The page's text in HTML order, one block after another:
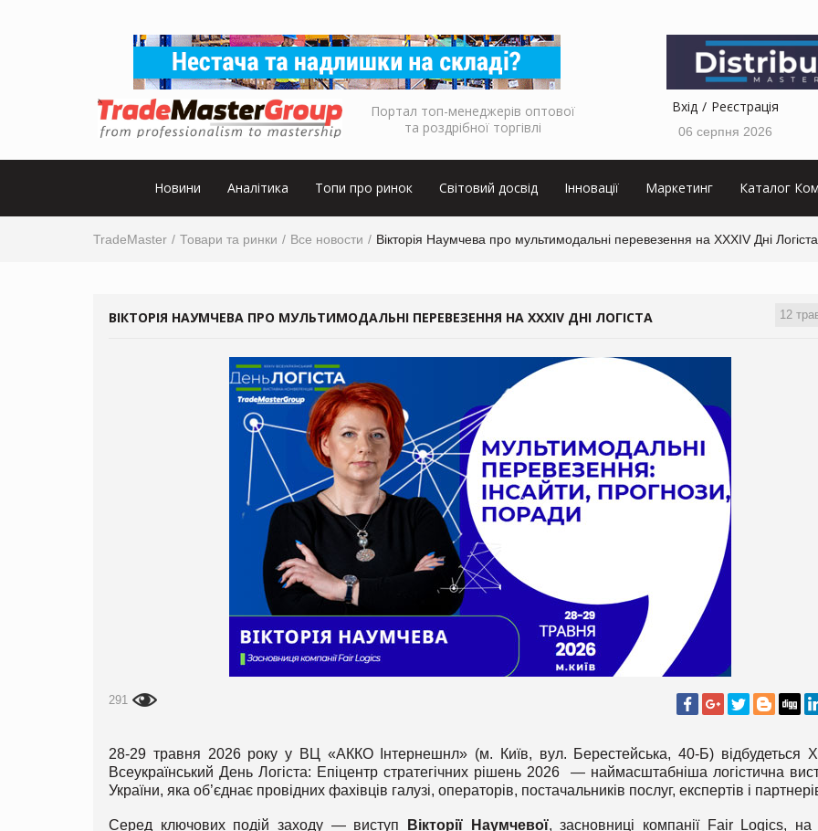
Портал топ-менеджерів оптової
та роздрібної торгівлі
Вхід Реєстрація
06 серпня 2026
Новини Аналітика Топи про ринок Світовий досвід Інновації Маркетинг Каталог
TradeMaster Товари та ринки Все новости Вікторія Наумчева про мультимодальні перевезення на XXXІV Дні Логіста
12
ВІКТОРІЯ НАУМЧЕВА ПРО МУЛЬТИМОДАЛЬНІ ПЕРЕВЕЗЕННЯ НА XXXІV ДНІ ЛОГІСТА
291
28-29 травня 2026 року у ВЦ «АККО Інтернешнл» (м. Київ, вул. Берестейська, 40-Б) відбудеться
Всеукраїнський День Логіста: Епіцентр стратегічних рішень 2026 — наймасштабніша логістична
України, яка об’єднає провідних фахівців галузі, операторів, постачальників послуг, експертів і
Серед ключових подій заходу — виступ Вікторії Наумчевої, засновниці компанії Fair Logics, на